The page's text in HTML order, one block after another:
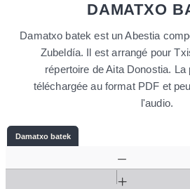
DAMATXO
Damatxo batek est un Abestia
Zubeldía. Il est arrangé pour
répertoire de Aita Donostia. La
téléchargée au format PDF et
l'audio.
Damatxo batek